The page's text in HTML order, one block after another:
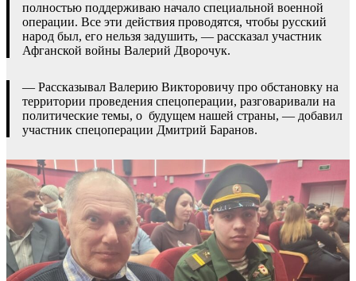
полностью поддерживаю начало специальной военной
операции. Все эти действия проводятся, чтобы русский
народ был, его нельзя задушить, — рассказал участник
Афганской войны Валерий Дворочук.
— Рассказывал Валерию Викторовичу про обстановку на
территории проведения спецоперации, разговаривали на
политические темы, о будущем нашей страны, — добавил
участник спецоперации Дмитрий Баранов.